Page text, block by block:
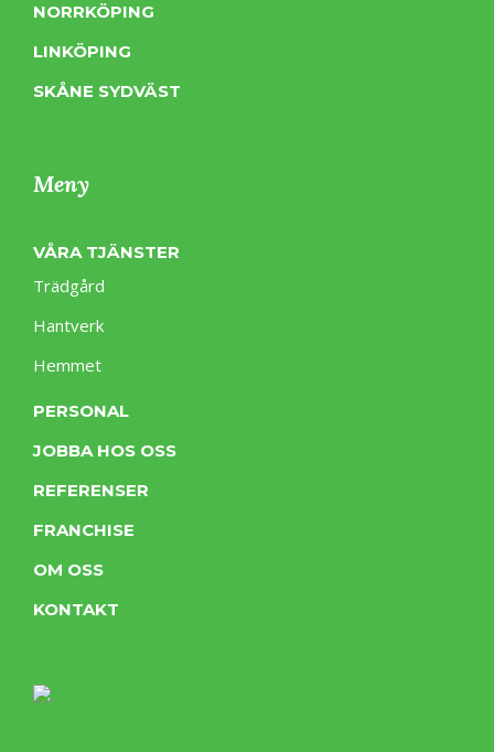
NORRKÖPING
LINKÖPING
SKÅNE SYDVÄST
Meny
VÅRA TJÄNSTER
Trädgård
Hantverk
Hemmet
PERSONAL
JOBBA HOS OSS
REFERENSER
FRANCHISE
OM OSS
KONTAKT